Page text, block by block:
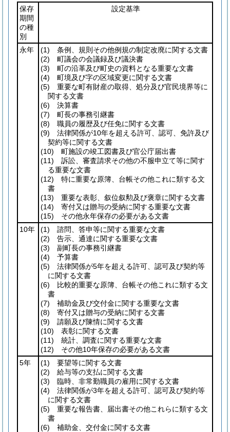
保存
期間
の種
別
設定基準
永年 (1) 条例、規則その他例規の制定改廃に関する文書
(2) 町議会の会議録及び議決書
(3) 町の沿革及び町史の資料となる重要な文書
(4) 町境及び字の区域変更に関する文書
(5) 重要な町有財産の取得、処分及び官民境界等に
関する文書
(6) 決算書
(7) 町長の事務引継書
(8) 職員の履歴及び任免に関する文書
(9) 法律関係が10年を超える許可、認可、免許及び
契約等に関する文書
(10) 町施設の竣工図書及び官公庁届出書
(11) 訴訟、審査請求その他の不服申立て等に関す
る重要な文書
(12) 特に重要な原簿、台帳その他これに類する文
書
(13) 重要な表彰、叙位叙勲及び褒章に関する文書
(14) 寄付又は贈与の受納に関する重要な文書
(15) その他永年保存の必要がある文書
10年
(1) 諮問、答申等に関する重要な文書
(2) 告示、通達に関する重要な文書
(3) 副町長の事務引継書
(4) 予算書
(5) 法律関係が5年を超える許可、認可及び契約等
に関する文書
(6) 比較的重要な原簿、台帳その他これに類する文
書
(7) 補助金及び交付金に関する重要な文書
(8) 寄付又は贈与の受納に関する文書
(9) 請願及び陳情に関する文書
(10) 表彰に関する文書
(11) 統計、調査に関する重要な文書
(12) その他10年保存の必要がある文書
5年
(1) 要望等に関する文書
(2) 給与等の支払に関する文書
(3) 臨時、非常勤職員の雇用に関する文書
(4) 法律関係が3年を超える許可、認可及び契約等
に関する文書
(5) 重要な報告書、届出書その他これらに類する文
書
(6) 補助金、交付金に関する文書